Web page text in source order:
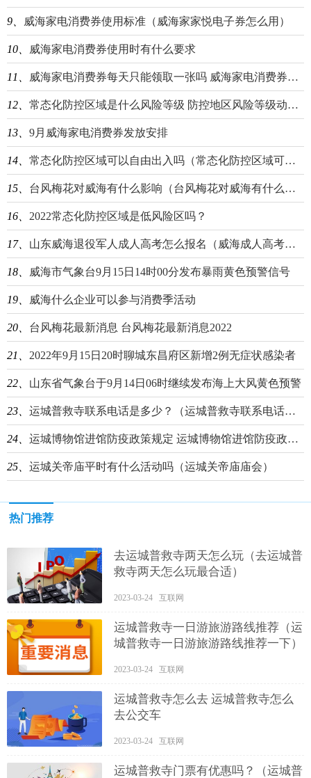
9、 威海家电消费券使用标准（威海家家悦电子券怎么用）
10、 威海家电消费券使用时有什么要求
11、 威海家电消费券每天只能领取一张吗 威海家电消费券每天只能领取一张吗是真的吗
12、 常态化防控区域是什么风险等级 防控地区风险等级动态管理
13、 9月威海家电消费券发放安排
14、 常态化防控区域可以自由出入吗（常态化防控区域可以去外地吗）
15、 台风梅花对威海有什么影响（台风梅花对威海有什么影响没）
16、 2022常态化​防控区域是低风​险区吗？
17、 山东威海退役军人成人高考怎么报名（威海成人高考去哪里报名）
18、 威海市气象台9月15日14时00分发布暴雨黄色预警信号
19、 威海什么企业可以参与消费季活动
20、 台风梅花最新消息 台风梅花最新消息2022
21、 2022年9月15日20时聊城东昌府区新增2例无症状感染者
22、 山东省气象台于9月14日06时继续发布海上大风黄色预警
23、 运城普救寺联系电话是多少？（运城普救寺联系电话是多少号）
24、 运城博物馆进馆防疫政策规定 运城博物馆进馆防疫政策规定文件
25、 运城关帝庙平时有什么活动吗（运城关帝庙庙会）
热门推荐
去运城普救寺两天怎么玩（去运城普
救寺两天怎么玩最合适）
2023-03-24 互联网
运城普救寺一日游旅游路线推荐（运
城普救寺一日游旅游路线推荐一下）
2023-03-24 互联网
运城普救寺怎么去 运城普救寺怎么
去公交车
2023-03-24 互联网
运城普救寺门票有优惠吗？（运城普